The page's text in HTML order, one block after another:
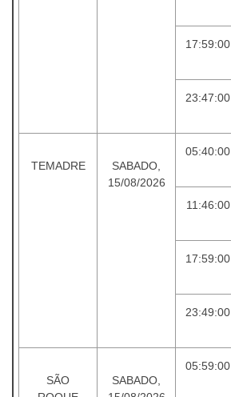
17:59:00
23:47:00
TEMADRE
SABADO,
15/08/2026
05:40:00
11:46:00
17:59:00
23:49:00
SÃO
SABADO,
05:59:00